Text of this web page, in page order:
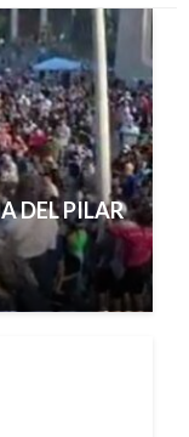
DEL PILAR